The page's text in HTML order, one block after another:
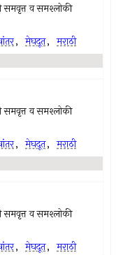
समवृत्त व समश्लोकी
, मेघदूत, मराठी
समवृत्त व समश्लोकी
, मेघदूत, मराठी
समवृत्त व समश्लोकी
, मेघदूत, मराठी